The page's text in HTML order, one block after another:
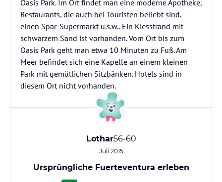
Oasis Park. Im Ort findet man eine moderne Apotheke,
Restaurants, die auch bei Touristen beliebt sind,
einen Spar-Supermarkt u.s.w.. Ein Kiesstrand mit
schwarzem Sand ist vorhanden. Vom Ort bis zum
Oasis Park geht man etwa 10 Minuten zu Fuß. Am
Meer befindet sich eine Kapelle an einem kleinen
Park mit gemütlichen Sitzbänken. Hotels sind in
diesem Ort nicht vorhanden.
Lothar56-60
Juli 2015
Ursprüngliche Fuerteventura erleben